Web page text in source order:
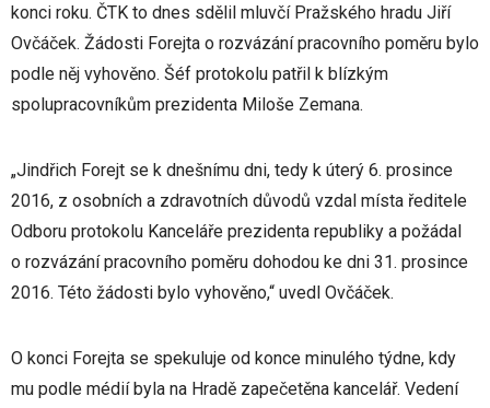
konci roku. ČTK to dnes sdělil mluvčí Pražského hradu Jiří
Ovčáček. Žádosti Forejta o rozvázání pracovního poměru bylo
podle něj vyhověno. Šéf protokolu patřil k blízkým
spolupracovníkům prezidenta Miloše Zemana.
„Jindřich Forejt se k dnešnímu dni, tedy k úterý 6. prosince
2016, z osobních a zdravotních důvodů vzdal místa ředitele
Odboru protokolu Kanceláře prezidenta republiky a požádal
o rozvázání pracovního poměru dohodou ke dni 31. prosince
2016. Této žádosti bylo vyhověno,“ uvedl Ovčáček.
O konci Forejta se spekuluje od konce minulého týdne, kdy
mu podle médií byla na Hradě zapečetěna kancelář. Vedení